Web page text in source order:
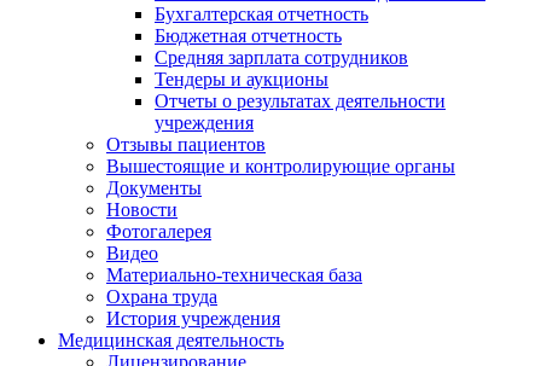
Бухгалтерская отчетность
Бюджетная отчетность
Средняя зарплата сотрудников
Тендеры и аукционы
Отчеты о результатах деятельности
учреждения
Отзывы пациентов
Вышестоящие и контролирующие органы
Документы
Новости
Фотогалерея
Видео
Материально-техническая база
Охрана труда
История учреждения
Медицинская деятельность
Лицензирование